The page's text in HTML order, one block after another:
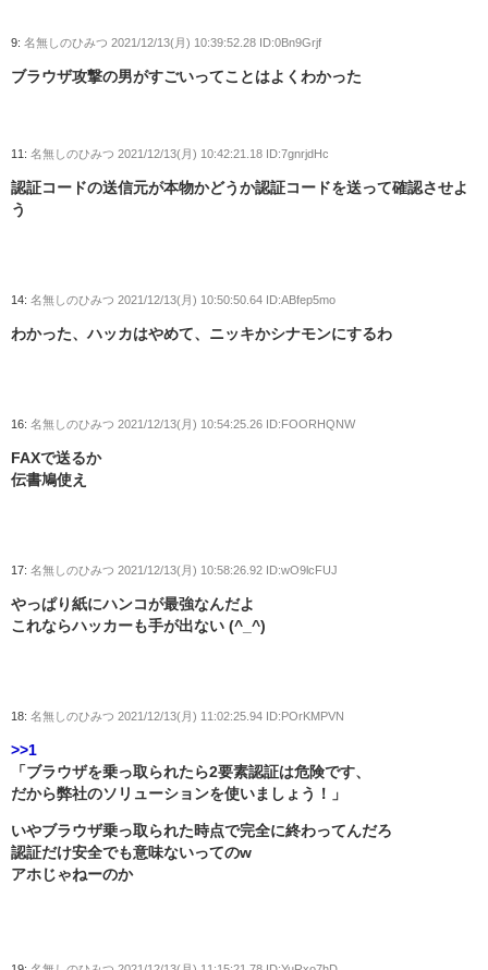
9: 名無しのひみつ 2021/12/13(月) 10:39:52.28 ID:0Bn9Grjf
ブラウザ攻撃の男がすごいってことはよくわかった
11: 名無しのひみつ 2021/12/13(月) 10:42:21.18 ID:7gnrjdHc
認証コードの送信元が本物かどうか認証コードを送って確認させよ
う
14: 名無しのひみつ 2021/12/13(月) 10:50:50.64 ID:ABfep5mo
わかった、ハッカはやめて、ニッキかシナモンにするわ
16: 名無しのひみつ 2021/12/13(月) 10:54:25.26 ID:FOORHQNW
FAXで送るか
伝書鳩使え
17: 名無しのひみつ 2021/12/13(月) 10:58:26.92 ID:wO9lcFUJ
やっぱり紙にハンコが最強なんだよ
これならハッカーも手が出ない (^_^)
18: 名無しのひみつ 2021/12/13(月) 11:02:25.94 ID:POrKMPVN
>>1
「ブラウザを乗っ取られたら2要素認証は危険です、
だから弊社のソリューションを使いましょう！」
いやブラウザ乗っ取られた時点で完全に終わってんだろ
認証だけ安全でも意味ないってのw
アホじゃねーのか